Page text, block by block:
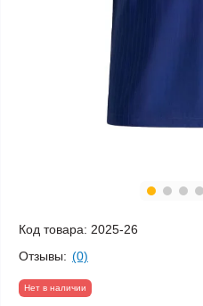
Код товара: 2025-26
Отзывы: (0)
Нет в наличии